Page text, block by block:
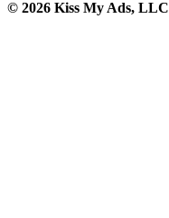
© 2026 Kiss My Ads, LLC